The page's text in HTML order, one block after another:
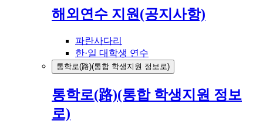
해외연수 지원(공지사항)
파란사다리
한·일 대학생 연수
통학로(路)(통합 학생지원 정보로)
통학로(路)(통합 학생지원 정보
로)